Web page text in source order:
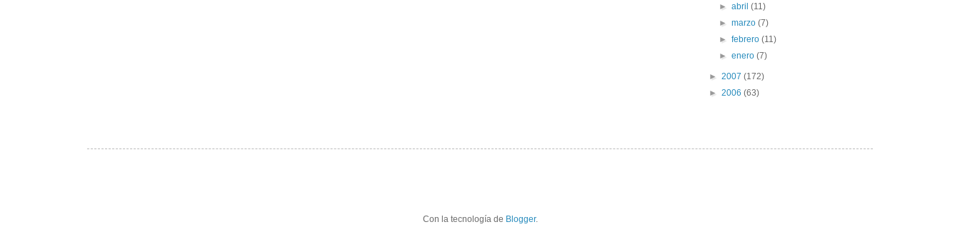
►abril(11)
►marzo(7)
►febrero(11)
►enero(7)
► 2007 (172)
► 2006 (63)
Con la tecnología de Blogger.